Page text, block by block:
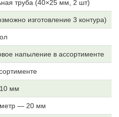
труба (40×25 мм, 2 шт)
изготовление 3 контура)
напыление в ассортименте
мм
— 20 мм